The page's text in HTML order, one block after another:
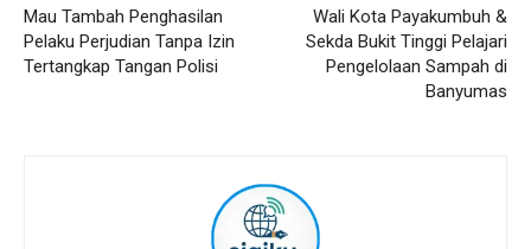
Mau Tambah Penghasilan
Pelaku Perjudian Tanpa Izin
Tertangkap Tangan Polisi
Wali Kota Payakumbuh &
Sekda Bukit Tinggi Pelajari
Pengelolaan Sampah di
Banyumas